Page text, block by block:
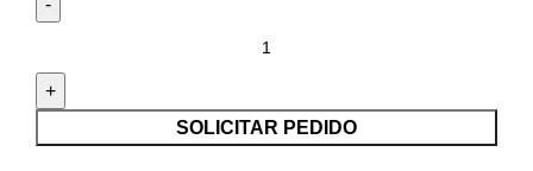
SOLICITAR PEDIDO